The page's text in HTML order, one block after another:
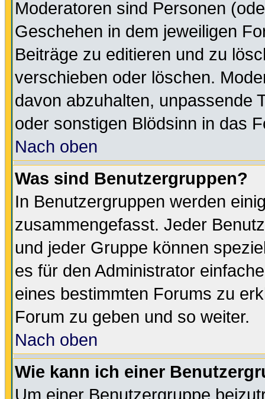
Moderatoren sind Personen
Geschehen in dem jeweiligen
Beiträge zu editieren und zu
verschieben oder löschen.
davon abzuhalten, unpassende
oder sonstigen Blödsinn in das
Nach oben
Was sind Benutzergruppen?
In Benutzergruppen werden
zusammengefasst. Jeder
und jeder Gruppe können
es für den Administrator
eines bestimmten Forums zu
Forum zu geben und so weiter.
Nach oben
Wie kann ich einer
Um einer Benutzergruppe